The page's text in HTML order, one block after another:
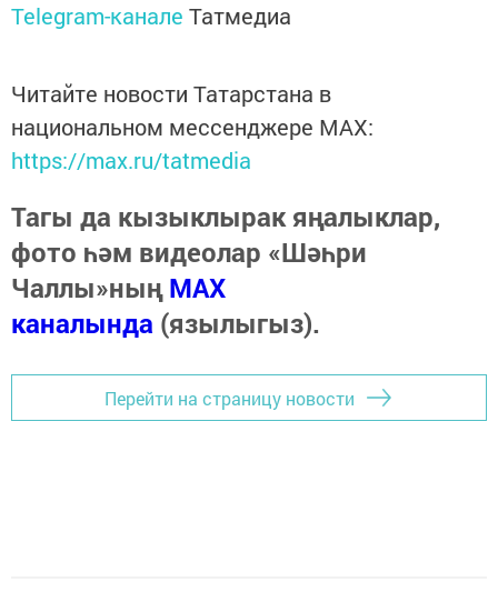
Telegram-канале Татмедиа
Читайте новости Татарстана в
национальном мессенджере MАХ:
https://max.ru/tatmedia
Тагы да кызыклырак яңалыклар,
фото һәм видеолар «Шәһри
Чаллы»ныңMAX
каналында (язылыгыз).
Перейти на страницу новости